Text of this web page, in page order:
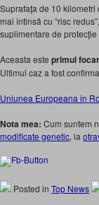
Suprafaţa de 10
mai întinsă cu “risc
suplimentare de
Aceasta este primul focar
Ultimul caz a fost
Uniunea Europeana in
Nota mea: Cum suntem
modificate genetic, la
Posted in Top News